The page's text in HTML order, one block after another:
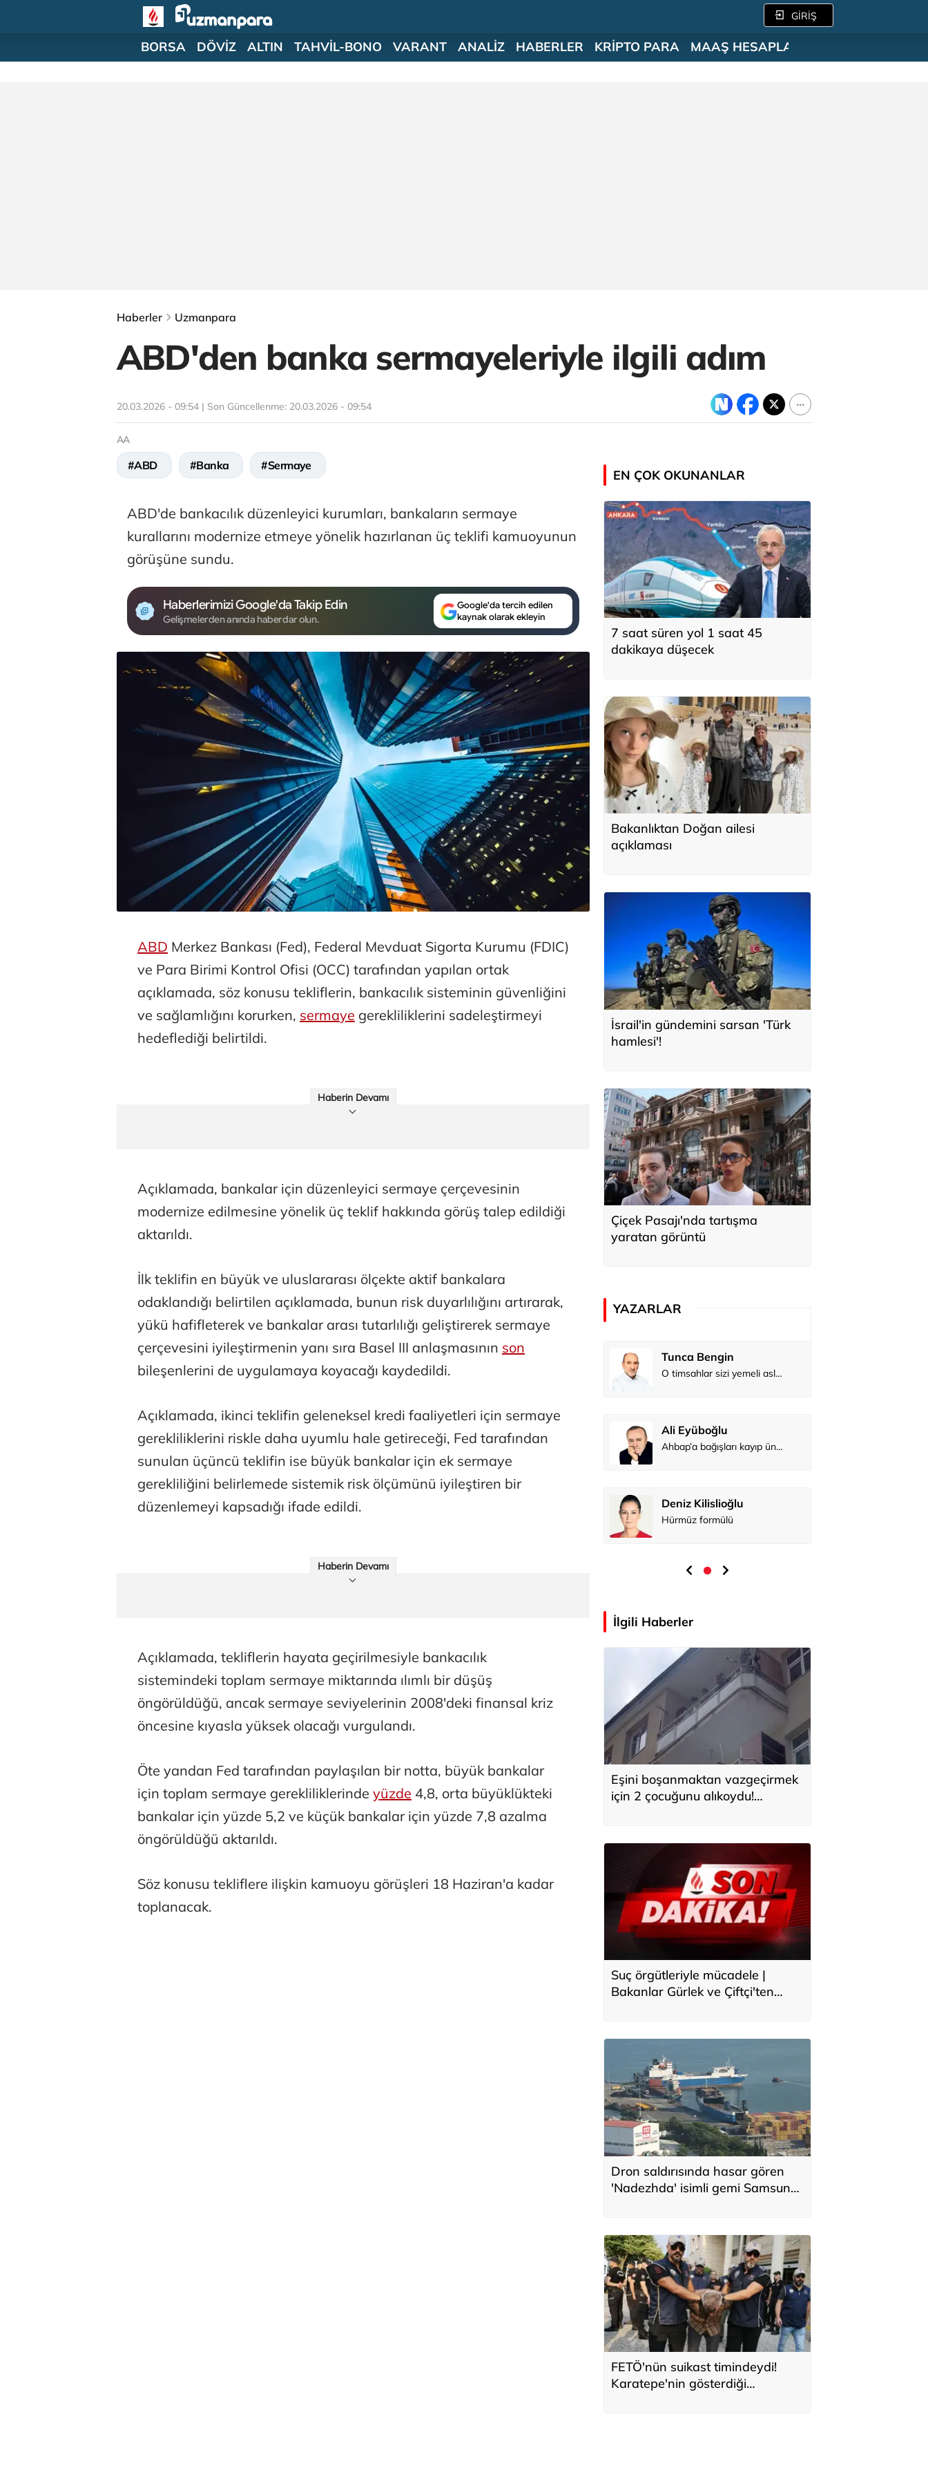
GİRİŞ
BORSA DÖVİZ ALTIN TAHVİL-BONO VARANT ANALİZ HABERLER KRİPTO PARA MAAŞ HESAPLAMA
Haberler Uzmanpara
ABD'den banka sermayeleriyle ilgili adım
20.03.2026 - 09:54 | Son Güncellenme: 20.03.2026 - 09:54
AA
#ABD #Banka #Sermaye
ABD'de bankacılık düzenleyici kurumları, bankaların sermaye
kurallarını modernize etmeye yönelik hazırlanan üç teklifi kamuoyunun
görüşüne sundu.
Haberlerimizi Google'da Takip Edin
Gelişmelerden anında haberdar olun.
Google'da tercih edilen
kaynak olarak ekleyin
ABD Merkez Bankası (Fed), Federal Mevduat Sigorta Kurumu (FDIC)
ve Para Birimi Kontrol Ofisi (OCC) tarafından yapılan ortak
açıklamada, söz konusu tekliflerin, bankacılık sisteminin güvenliğini
ve sağlamlığını korurken, sermaye gerekliliklerini sadeleştirmeyi
hedeflediği belirtildi.
Haberin Devamı
Açıklamada, bankalar için düzenleyici sermaye çerçevesinin
modernize edilmesine yönelik üç teklif hakkında görüş talep edildiği
aktarıldı.
İlk teklifin en büyük ve uluslararası ölçekte aktif bankalara
odaklandığı belirtilen açıklamada, bunun risk duyarlılığını artırarak,
yükü hafifleterek ve bankalar arası tutarlılığı geliştirerek sermaye
çerçevesini iyileştirmenin yanı sıra Basel III anlaşmasının son
bileşenlerini de uygulamaya koyacağı kaydedildi.
Açıklamada, ikinci teklifin geleneksel kredi faaliyetleri için sermaye
gerekliliklerini riskle daha uyumlu hale getireceği, Fed tarafından
sunulan üçüncü teklifin ise büyük bankalar için ek sermaye
gerekliliğini belirlemede sistemik risk ölçümünü iyileştiren bir
düzenlemeyi kapsadığı ifade edildi.
Haberin Devamı
Açıklamada, tekliflerin hayata geçirilmesiyle bankacılık
sistemindeki toplam sermaye miktarında ılımlı bir düşüş
öngörüldüğü, ancak sermaye seviyelerinin 2008'deki finansal kriz
öncesine kıyasla yüksek olacağı vurgulandı.
Öte yandan Fed tarafından paylaşılan bir notta, büyük bankalar
için toplam sermaye gerekliliklerinde yüzde 4,8, orta büyüklükteki
bankalar için yüzde 5,2 ve küçük bankalar için yüzde 7,8 azalma
öngörüldüğü aktarıldı.
Söz konusu tekliflere ilişkin kamuoyu görüşleri 18 Haziran'a kadar
toplanacak.
EN ÇOK OKUNANLAR
7 saat süren yol 1 saat 45
dakikaya düşecek
Bakanlıktan Doğan ailesi
açıklaması
İsrail'in gündemini sarsan 'Türk
hamlesi'!
Çiçek Pasajı'nda tartışma
yaratan görüntü
YAZARLAR
Tunca Bengin
O timsahlar sizi yemeli aslında!...
Ali Eyüboğlu
Ahbap’a bağışları kayıp ünlüler var
Deniz Kilislioğlu
Tunca Bengin
Ali Eyüboğlu
Tunca Bengin
O timsahlar sizi yemeli aslında!...
Ali Eyüboğlu
Ahbap’a bağışları kayıp ünlüler var
Deniz Kilislioğlu
Hürmüz formülü
İlgili Haberler
Eşini boşanmaktan vazgeçirmek
için 2 çocuğunu alıkoydu!
Suç örgütleriyle mücadele |
Bakanlar Gürlek ve Çiftçi'ten
geçeceğiz
Dron saldırısında hasar gören
'Nadezhda' isimli gemi Samsun
FETÖ'nün suikast timindeydi!
Karatepe'nin gösterdiği